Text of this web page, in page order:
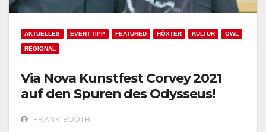
AKTUELLES EVENT-TIPP FEATURED HÖXTER KULTUR OWL
REGIONAL
Via Nova Kunstfest Corvey 2021
auf den Spuren des Odysseus!
FRANK BOOTH